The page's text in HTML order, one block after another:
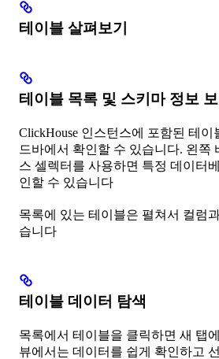
테이블 살펴보기
테이블 목록 및 스키마 정보 보
ClickHouse 인스턴스에 포함된 테이
드바에서 확인할 수 있습니다. 왼쪽
스 셀렉터를 사용하면 특정 데이터
인할 수 있습니다
목록에 있는 테이블은 펼쳐서 컬럼
습니다
테이블 데이터 탐색
목록에서 테이블을 클릭하면 새 탭
뷰에서는 데이터를 쉽게 확인하고